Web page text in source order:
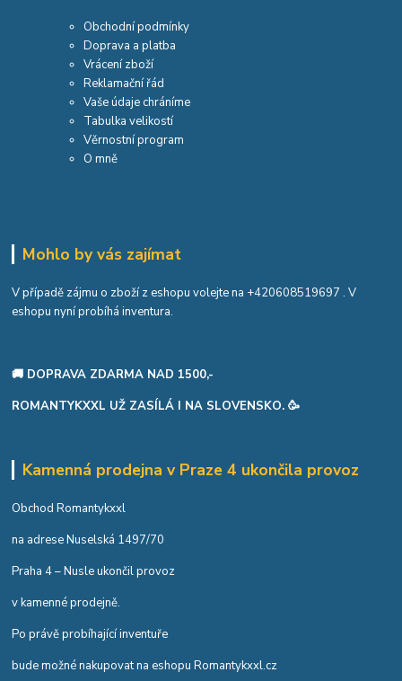
Obchodní podmínky
Doprava a platba
Vrácení zboží
Reklamační řád
Vaše údaje chráníme
Tabulka velikostí
Věrnostní program
O mně
Mohlo by vás zajímat
V případě zájmu o zboží z eshopu volejte na +420608519697 . V
eshopu nyní probíhá inventura.
🚚 DOPRAVA ZDARMA NAD 1500,-
ROMANTYKXXL UŽ ZASÍLÁ I NA SLOVENSKO. 🥳
Kamenná prodejna v Praze 4 ukončila provoz
Obchod Romantykxxl
na adrese Nuselská 1497/70
Praha 4 – Nusle ukončil provoz
v kamenné prodejně.
Po právě probíhající inventuře
bude možné nakupovat na eshopu Romantykxxl.cz